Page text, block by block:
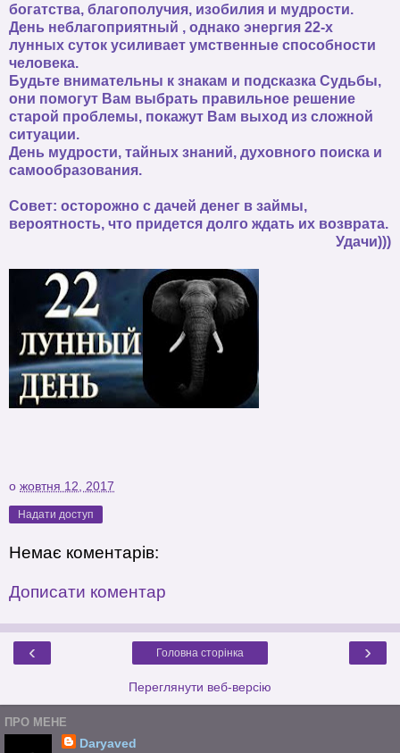
богатства, благополучия, изобилия и мудрости.
День неблагоприятный , однако энергия 22-х
лунных суток усиливает умственные способности
человека.
Будьте внимательны к знакам и подсказка Судьбы,
они помогут Вам выбрать правильное решение
старой проблемы, покажут Вам выход из сложной
ситуации.
День мудрости, тайных знаний, духовного поиска и
самообразования.
Совет: осторожно с дачей денег в займы,
вероятность, что придется долго ждать их возврата.
Удачи)))
о жовтня 12, 2017
Надати доступ
Немає коментарів:
Дописати коментар
‹ ›
Головна сторінка
Переглянути веб-версію
ПРО МЕНЕ
Daryaved